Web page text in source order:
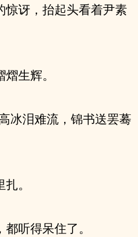
惊讶，抬起头看着尹素
生辉。
冰泪难流，锦书送罢蓦
。
听得呆住了。